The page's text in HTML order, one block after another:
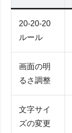
20-20-20
ルール
画面の明
るさ調整
文字サイ
ズの変更